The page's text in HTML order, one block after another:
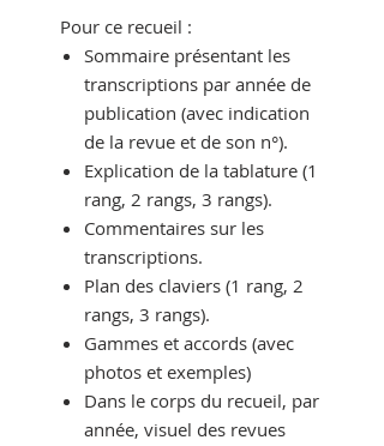
Pour ce recueil :
Sommaire présentant les
transcriptions par année de
publication (avec indication
de la revue et de son n°).
Explication de la tablature (1
rang, 2 rangs, 3 rangs).
Commentaires sur les
transcriptions.
Plan des claviers (1 rang, 2
rangs, 3 rangs).
Gammes et accords (avec
photos et exemples)
Dans le corps du recueil, par
année, visuel des revues